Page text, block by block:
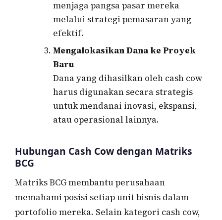
menjaga pangsa pasar mereka
melalui strategi pemasaran yang
efektif.
Mengalokasikan Dana ke Proyek
Baru
Dana yang dihasilkan oleh cash cow
harus digunakan secara strategis
untuk mendanai inovasi, ekspansi,
atau operasional lainnya.
Hubungan Cash Cow dengan Matriks
BCG
Matriks BCG membantu perusahaan
memahami posisi setiap unit bisnis dalam
portofolio mereka. Selain kategori cash cow,